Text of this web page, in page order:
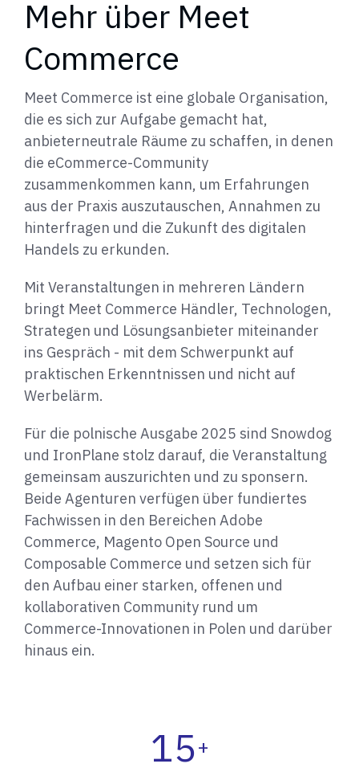
Mehr über Meet
Commerce
Meet Commerce ist eine globale Organisation,
die es sich zur Aufgabe gemacht hat,
anbieterneutrale Räume zu schaffen, in denen
die eCommerce-Community
zusammenkommen kann, um Erfahrungen
aus der Praxis auszutauschen, Annahmen zu
hinterfragen und die Zukunft des digitalen
Handels zu erkunden.
Mit Veranstaltungen in mehreren Ländern
bringt Meet Commerce Händler, Technologen,
Strategen und Lösungsanbieter miteinander
ins Gespräch - mit dem Schwerpunkt auf
praktischen Erkenntnissen und nicht auf
Werbelärm.
Für die polnische Ausgabe 2025 sind Snowdog
und IronPlane stolz darauf, die Veranstaltung
gemeinsam auszurichten und zu sponsern.
Beide Agenturen verfügen über fundiertes
Fachwissen in den Bereichen Adobe
Commerce, Magento Open Source und
Composable Commerce und setzen sich für
den Aufbau einer starken, offenen und
kollaborativen Community rund um
Commerce-Innovationen in Polen und darüber
hinaus ein.
15+